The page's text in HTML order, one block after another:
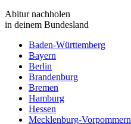
Abitur nachholen
in deinem Bundesland
Baden-Württemberg
Bayern
Berlin
Brandenburg
Bremen
Hamburg
Hessen
Mecklenburg-Vorpommern